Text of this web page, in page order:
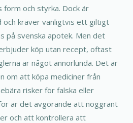
form och styrka. Dock är
och kräver vanligtvis ett giltigt
på svenska apotek. Men det
köp utan recept, oftast
är något annorlunda. Det är
om att köpa mediciner från
risker för falska eller
är det avgörande att noggrant
och att kontrollera att